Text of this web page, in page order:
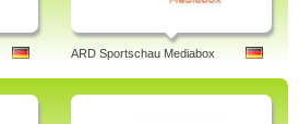
ARD Sportschau Mediabox